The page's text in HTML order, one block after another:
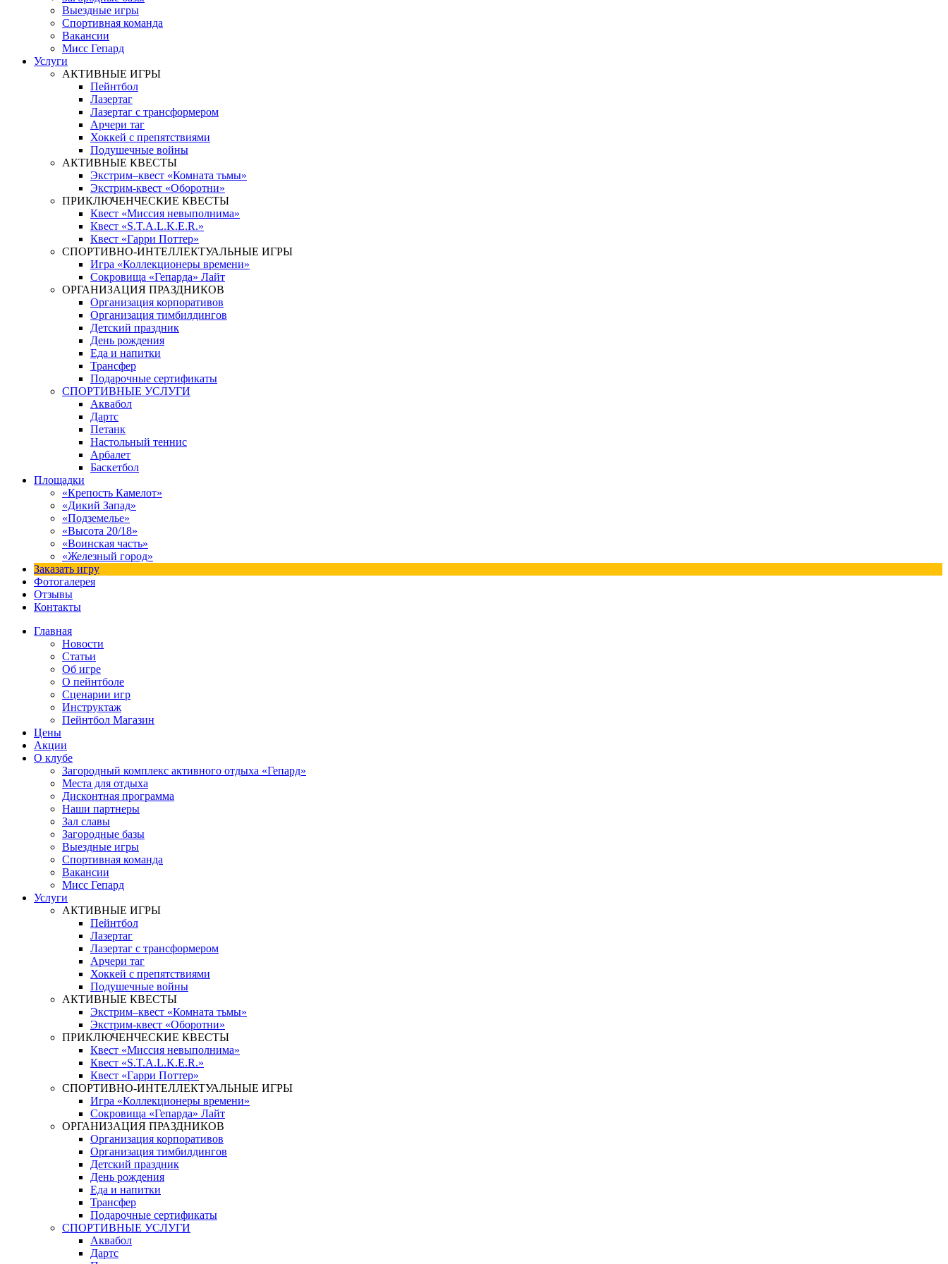
Выездные игры
Спортивная команда
Вакансии
Мисс Гепард
Услуги
АКТИВНЫЕ ИГРЫ
Пейнтбол
Лазертаг
Лазертаг с трансформером
Арчери таг
Хоккей с препятствиями
Подушечные войны
АКТИВНЫЕ КВЕСТЫ
Экстрим–квест «Комната тьмы»
Экстрим-квест «Оборотни»
ПРИКЛЮЧЕНЧЕСКИЕ КВЕСТЫ
Квест «Миссия невыполнима»
Квест «S.T.A.L.K.E.R.»
Квест «Гарри Поттер»
СПОРТИВНО-ИНТЕЛЛЕКТУАЛЬНЫЕ ИГРЫ
Игра «Коллекционеры времени»
Сокровища «Гепарда» Лайт
ОРГАНИЗАЦИЯ ПРАЗДНИКОВ
Организация корпоративов
Организация тимбилдингов
Детский праздник
День рождения
Еда и напитки
Трансфер
Подарочные сертификаты
СПОРТИВНЫЕ УСЛУГИ
Аквабол
Дартс
Петанк
Настольный теннис
Арбалет
Баскетбол
Площадки
«Крепость Камелот»
«Дикий Запад»
«Подземелье»
«Высота 20/18»
«Воинская часть»
«Железный город»
Заказать игру
Фотогалерея
Отзывы
Контакты
Главная
Новости
Статьи
Об игре
О пейнтболе
Сценарии игр
Инструктаж
Пейнтбол Магазин
Цены
Акции
О клубе
Загородный комплекс активного отдыха «Гепард»
Места для отдыха
Дисконтная программа
Наши партнеры
Зал славы
Загородные базы
Выездные игры
Спортивная команда
Вакансии
Мисс Гепард
Услуги
АКТИВНЫЕ ИГРЫ
Пейнтбол
Лазертаг
Лазертаг с трансформером
Арчери таг
Хоккей с препятствиями
Подушечные войны
АКТИВНЫЕ КВЕСТЫ
Экстрим–квест «Комната тьмы»
Экстрим-квест «Оборотни»
ПРИКЛЮЧЕНЧЕСКИЕ КВЕСТЫ
Квест «Миссия невыполнима»
Квест «S.T.A.L.K.E.R.»
Квест «Гарри Поттер»
СПОРТИВНО-ИНТЕЛЛЕКТУАЛЬНЫЕ ИГРЫ
Игра «Коллекционеры времени»
Сокровища «Гепарда» Лайт
ОРГАНИЗАЦИЯ ПРАЗДНИКОВ
Организация корпоративов
Организация тимбилдингов
Детский праздник
День рождения
Еда и напитки
Трансфер
Подарочные сертификаты
СПОРТИВНЫЕ УСЛУГИ
Аквабол
Дартс